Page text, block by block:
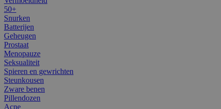
50+
Snurken
Batterijen
Geheugen
Prostaat
Menopauze
Seksualiteit
Spieren en gewrichten
Steunkousen
Zware benen
Pillendozen
Acne